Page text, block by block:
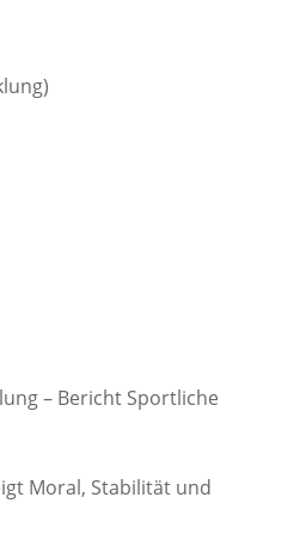
– Bericht Sportliche
Moral, Stabilität und